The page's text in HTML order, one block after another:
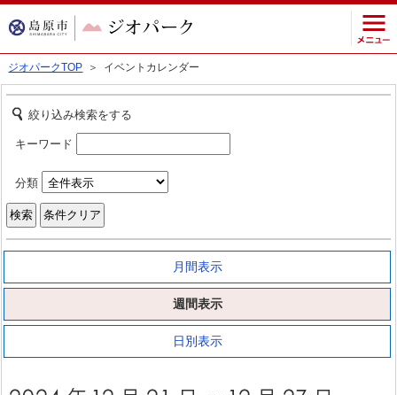
ジオパークTOP ＞ イベントカレンダー
絞り込み検索をする
キーワード
分類
月間表示
週間表示
日別表示